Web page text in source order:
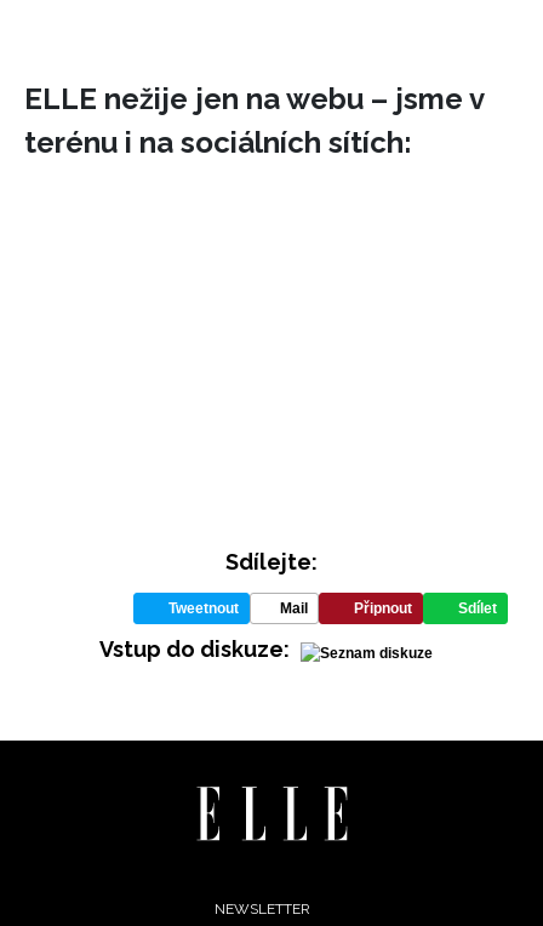
ELLE nežije jen na webu – jsme v
terénu i na sociálních sítích:
Sdílejte:
Tweetnout Mail Připnout Sdílet
Vstup do diskuze:
NEWSLETTER